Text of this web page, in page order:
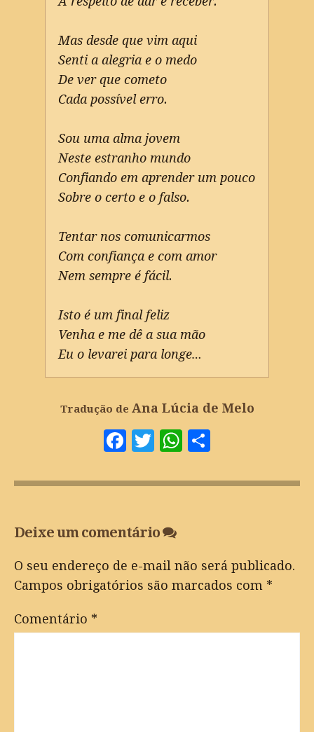
Mas desde que vim aqui
Senti a alegria e o medo
De ver que cometo
Cada possível erro.
Sou uma alma jovem
Neste estranho mundo
Confiando em aprender um pouco
Sobre o certo e o falso.
Tentar nos comunicarmos
Com confiança e com amor
Nem sempre é fácil.
Isto é um final feliz
Venha e me dê a sua mão
Eu o levarei para longe…
Tradução de Ana Lúcia de Melo
Facebook
Twitter
WhatsApp
Deixe um comentário
O seu endereço de e-mail não será publicado.
Campos obrigatórios são marcados com *
Comentário *